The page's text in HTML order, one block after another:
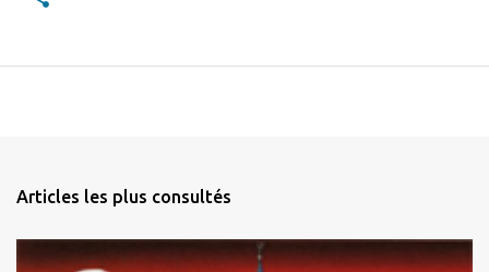
Articles les plus consultés